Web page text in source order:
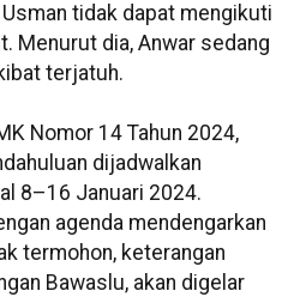
tidak dapat mengikuti
Menurut dia, Anwar sedang
terjatuh.
Nomor 14 Tahun 2024,
dijadwalkan
8–16 Januari 2024.
agenda mendengarkan
termohon, keterangan
Bawaslu, akan digelar